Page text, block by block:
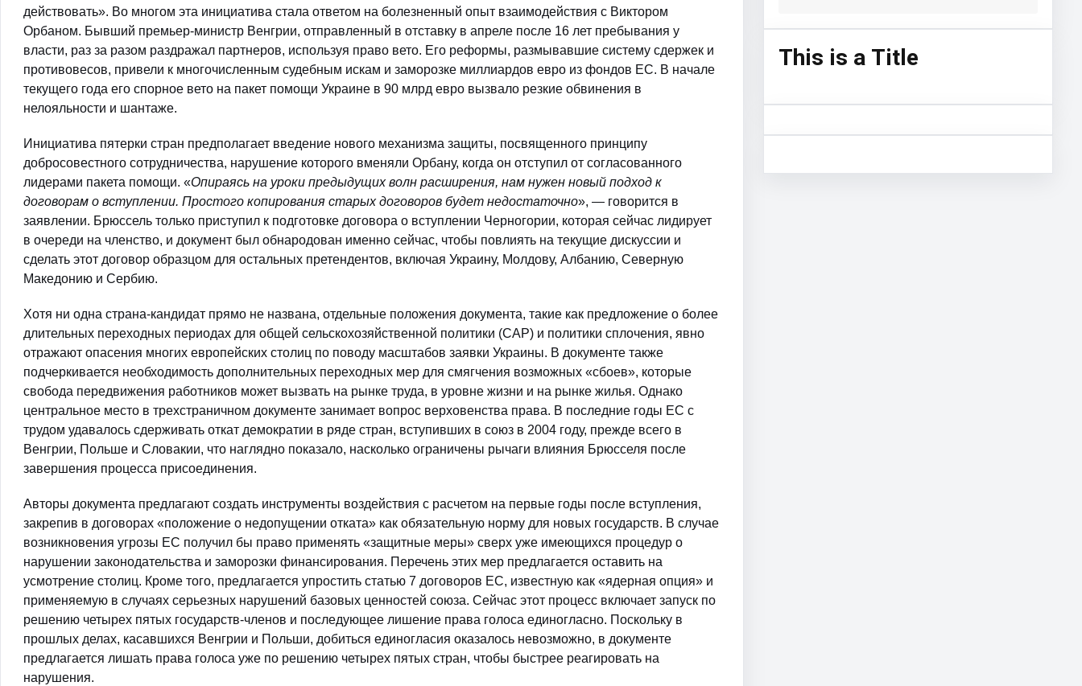
действовать». Во многом эта инициатива стала ответом на болезненный опыт взаимодействия с Виктором
Орбаном. Бывший премьер-министр Венгрии, отправленный в отставку в апреле после 16 лет пребывания у
власти, раз за разом раздражал партнеров, используя право вето. Его реформы, размывавшие систему сдержек и
противовесов, привели к многочисленным судебным искам и заморозке миллиардов евро из фондов ЕС. В начале
текущего года его спорное вето на пакет помощи Украине в 90 млрд евро вызвало резкие обвинения в
нелояльности и шантаже.
Инициатива пятерки стран предполагает введение нового механизма защиты, посвященного принципу
добросовестного сотрудничества, нарушение которого вменяли Орбану, когда он отступил от согласованного
лидерами пакета помощи. «Опираясь на уроки предыдущих волн расширения, нам нужен новый подход к
договорам о вступлении. Простого копирования старых договоров будет недостаточно», — говорится в
заявлении. Брюссель только приступил к подготовке договора о вступлении Черногории, которая сейчас лидирует
в очереди на членство, и документ был обнародован именно сейчас, чтобы повлиять на текущие дискуссии и
сделать этот договор образцом для остальных претендентов, включая Украину, Молдову, Албанию, Северную
Македонию и Сербию.
Хотя ни одна страна-кандидат прямо не названа, отдельные положения документа, такие как предложение о более
длительных переходных периодах для общей сельскохозяйственной политики (CAP) и политики сплочения, явно
отражают опасения многих европейских столиц по поводу масштабов заявки Украины. В документе также
подчеркивается необходимость дополнительных переходных мер для смягчения возможных «сбоев», которые
свобода передвижения работников может вызвать на рынке труда, в уровне жизни и на рынке жилья. Однако
центральное место в трехстраничном документе занимает вопрос верховенства права. В последние годы ЕС с
трудом удавалось сдерживать откат демократии в ряде стран, вступивших в союз в 2004 году, прежде всего в
Венгрии, Польше и Словакии, что наглядно показало, насколько ограничены рычаги влияния Брюсселя после
завершения процесса присоединения.
Авторы документа предлагают создать инструменты воздействия с расчетом на первые годы после вступления,
закрепив в договорах «положение о недопущении отката» как обязательную норму для новых государств. В случае
возникновения угрозы ЕС получил бы право применять «защитные меры» сверх уже имеющихся процедур о
нарушении законодательства и заморозки финансирования. Перечень этих мер предлагается оставить на
усмотрение столиц. Кроме того, предлагается упростить статью 7 договоров ЕС, известную как «ядерная опция» и
применяемую в случаях серьезных нарушений базовых ценностей союза. Сейчас этот процесс включает запуск по
решению четырех пятых государств-членов и последующее лишение права голоса единогласно. Поскольку в
прошлых делах, касавшихся Венгрии и Польши, добиться единогласия оказалось невозможно, в документе
предлагается лишать права голоса уже по решению четырех пятых стран, чтобы быстрее реагировать на
нарушения.
This is a Title